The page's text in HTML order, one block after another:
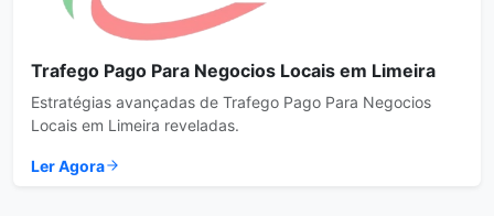
Trafego Pago Para Negocios Locais em Limeira
Estratégias avançadas de Trafego Pago Para Negocios
Locais em Limeira reveladas.
Ler Agora